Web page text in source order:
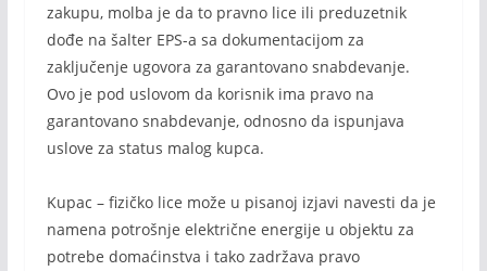
zakupu, molba je da to pravno lice ili preduzetnik
dođe na šalter EPS-a sa dokumentacijom za
zaključenje ugovora za garantovano snabdevanje.
Ovo je pod uslovom da korisnik ima pravo na
garantovano snabdevanje, odnosno da ispunjava
uslove za status malog kupca.
Kupac – fizičko lice može u pisanoj izjavi navesti da je
namena potrošnje električne energije u objektu za
potrebe domaćinstva i tako zadržava pravo